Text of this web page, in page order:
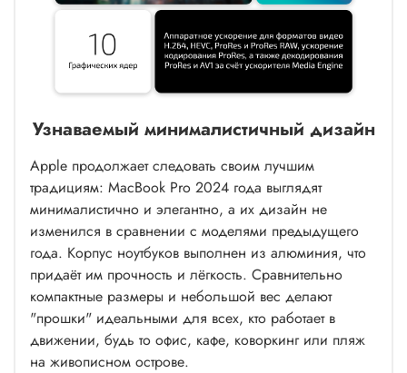
Узнаваемый минималистичный дизайн
Apple продолжает следовать своим лучшим
традициям: MacBook Pro 2024 года выглядят
минималистично и элегантно, а их дизайн не
изменился в сравнении с моделями предыдущего
года. Корпус ноутбуков выполнен из алюминия, что
придаёт им прочность и лёгкость. Сравнительно
компактные размеры и небольшой вес делают
"прошки" идеальными для всех, кто работает в
движении, будь то офис, кафе, коворкинг или пляж
на живописном острове.